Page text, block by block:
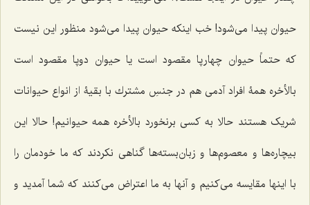
حیوان پیدا مى‌شود! خب اینكه حیوان پیدا مى‌شود منظور این نیست
كه حتماً حیوان چهارپا مقصود است یا حیوان دوپا مقصود است
بالأخره همۀ افراد آدمى هم در جنسِ مشترك با بقیۀ از انواع حیوانات
شریک هستند حالا به كسى برنخورد بالأخره همه حیوانیم! حالا این
بیچاره‌ها و معصوم‌ها و زبان‌بسته‌ها گناهى نكردند كه ما خودمان را
با اینها مقایسه مى‌كنیم و آنها به ما اعتراض مى‌كنند که شما آمدید و